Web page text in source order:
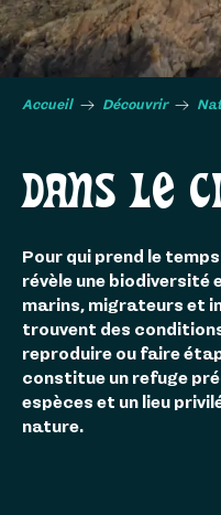
Accueil Découvrir
DANS LE
Pour qui prend le
révèle une biodiversité
marins, migrateurs et
trouvent des
reproduire ou faire
constitue un refuge
espèces et un lieu
nature.